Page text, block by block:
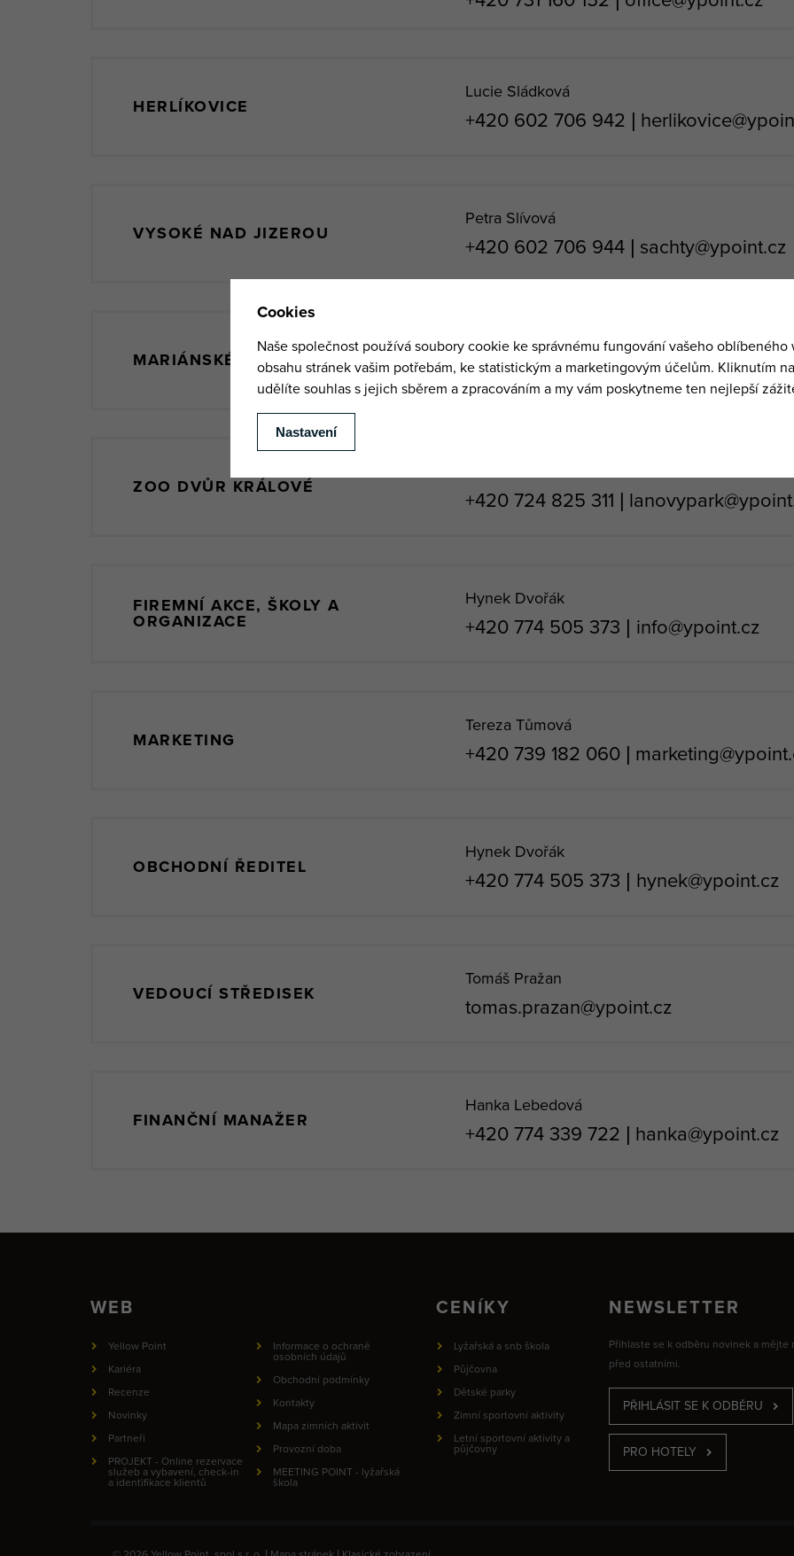
HERLÍKOVICE
Lucie Sládková
+420 602 706 942 |
VYSOKÉ NAD JIZEROU
Petra Slívová
+420 602 706 944 | sachty@ypoint.cz
MARIÁNSKÉ LÁZNĚ
Patrik Klas
+420 602 166 640|
ZOO DVŮR KRÁLOVÉ
+420 724 825 311 |
FIREMNÍ AKCE, ŠKOLY A
ORGANIZACE
Hynek Dvořák
+420 774 505 373 | info@ypoint.cz
MARKETING
Tereza Tůmová
+420 739 182 060 |
OBCHODNÍ ŘEDITEL
Hynek Dvořák
+420 774 505 373 | hynek@ypoint.cz
VEDOUCÍ STŘEDISEK
Tomáš Pražan
tomas.prazan@ypoint.cz
FINANČNÍ MANAŽER
Hanka Lebedová
+420 774 339 722 | hanka@ypoint.cz
WEB
Yellow Point
Kariéra
Recenze
Novinky
Partneři
PROJEKT - Online rezervace
služeb a vybavení, check-in
a identifikace klientů
Informace o ochraně
osobních údajů
Obchodní podmínky
Kontakty
Mapa zimních aktivit
Provozní doba
MEETING POINT - lyžařská
škola
CENÍKY
Lyžařská a snb škola
Půjčovna
Dětské parky
Zimní sportovní aktivity
Letní sportovní aktivity a
půjčovny
NEWSLETTER
Přihlaste se k odběru novinek a mějte
před ostatními.
PŘIHLÁSIT SE K ODBĚRU
PRO HOTELY